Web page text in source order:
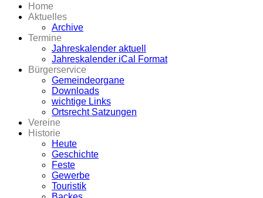
Home
Aktuelles
Archive
Termine
Jahreskalender aktuell
Jahreskalender iCal Format
Bürgerservice
Gemeindeorgane
Downloads
wichtige Links
Ortsrecht Satzungen
Vereine
Historie
Heute
Geschichte
Feste
Gewerbe
Touristik